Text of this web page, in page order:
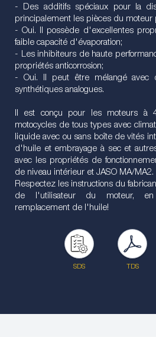
- Des additifs spéciaux pour la
principalement les pièces du moteur
- Oui. Il possède d'excellentes
faible capacité d'évaporation;
- Les inhibiteurs de haute
propriétés anticorrosion;
- Oui. Il peut être mélangé avec
synthétiques analogues.
Il est conçu pour les moteurs à
motocycles de tous types avec
liquide avec ou sans boîte de vités
d'huile et embrayage à sec et
avec les propriétés de
de niveau intérieur et JASO MA/MA2.
Respectez les instructions du
de l'utilisateur du moteur,
remplacement de l'huile!
SDS TDS